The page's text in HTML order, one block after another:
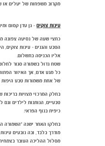
מקרוב משפחות של יעלים או
עינות צוקים- גן עדן קסום
כחצי שעה של נסיעה צפונה
הטבע והגנים - עינות צוקים,
אליו הכניסה בתשלום.
שטח גדול בשמורה סגור
כל מגע אדם, אך האיזור
של אחת משמורות טבע היפות
בחלק המרכזי מצויות בריכות
טבעיים, הנותנות לילדים וגם
כיפית בנוף הפראי.
בחלקו האחר ישנה "השמורה
מודרך בלבד, ובה נובעים
מסלול ההליכה העובר